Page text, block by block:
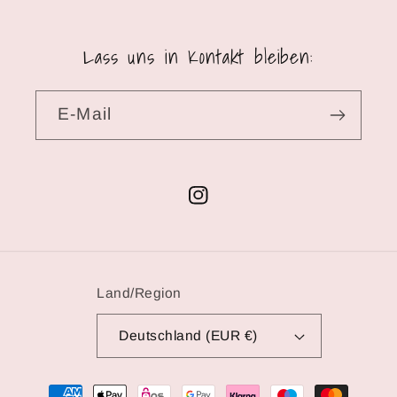
Lass uns in Kontakt bleiben:
E-Mail
Instagram
Land/Region
Deutschland (EUR €)
Zahlungsmethoden